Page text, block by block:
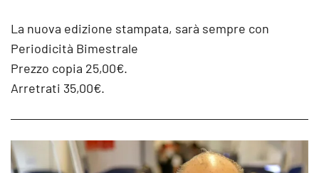
La nuova edizione stampata, sarà sempre con
Periodicità Bimestrale
Prezzo copia 25,00€.
Arretrati 35,00€.